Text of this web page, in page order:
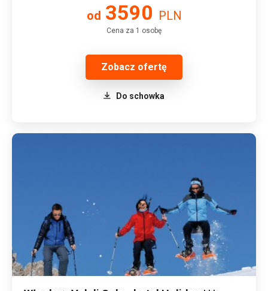
od 3590 PLN
Cena za 1 osobę
Zobacz ofertę
Do schowka